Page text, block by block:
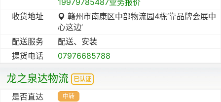
收货地址
赣州市南康区中部物流园4栋‘靠品牌会展中
心这边’
配送服务
配送、安装
提货电话
07976685788
龙之泉达物流 已认证
是否直达 中转